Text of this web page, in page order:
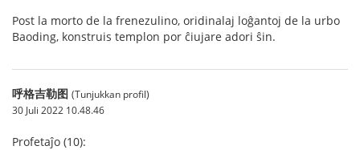
Post la morto de la frenezulino, oridinalaj loĝantoj de la urbo
Baoding, konstruis templon por ĉiujare adori ŝin.
呼格吉勒图 (Tunjukkan profil)
30 Juli 2022 10.48.46
Profetaĵo (10):